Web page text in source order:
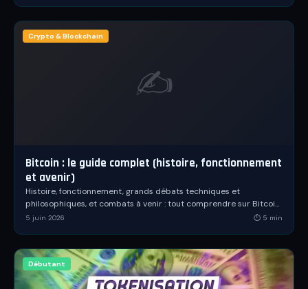
✍️
Crypto & Blockchain
Bitcoin : le guide complet (histoire, fonctionnement
et avenir)
Histoire, fonctionnement, grands débats techniques et
philosophiques, et combats à venir : tout comprendre sur Bitcoin,
la première monnaie numérique décentralisée.
5 juin 2026 ⏱ 5 min
Débutant